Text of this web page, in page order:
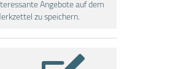
Angebote auf dem
zu speichern.